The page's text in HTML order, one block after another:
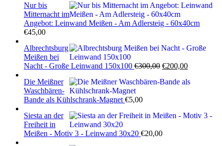
Nur bis
Mitternacht im
Angebot: Leinwand Meißen - Am Adlersteig - 60x40cm
€45,00
Albrechtsburg
Meißen bei
Nacht - Große Leinwand 150x100 €300,00 Ursprünglicher
war:
€200,00Aktueller
ist:
Die Meißner
Waschbären-
Bande als Kühlschrank-Magnet €5,00
Siesta an der
Freiheit in
Meißen - Motiv 3 - Leinwand 30x20 €20,00